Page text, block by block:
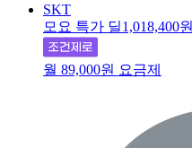
SKT
모요 특가 딜1,018,400원
월 89,000원 요금제